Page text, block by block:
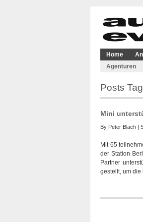
Home
Agenturen
Posts
Mini
By Peter Blach |
Mit 65
der Station
Partner
gestellt, um